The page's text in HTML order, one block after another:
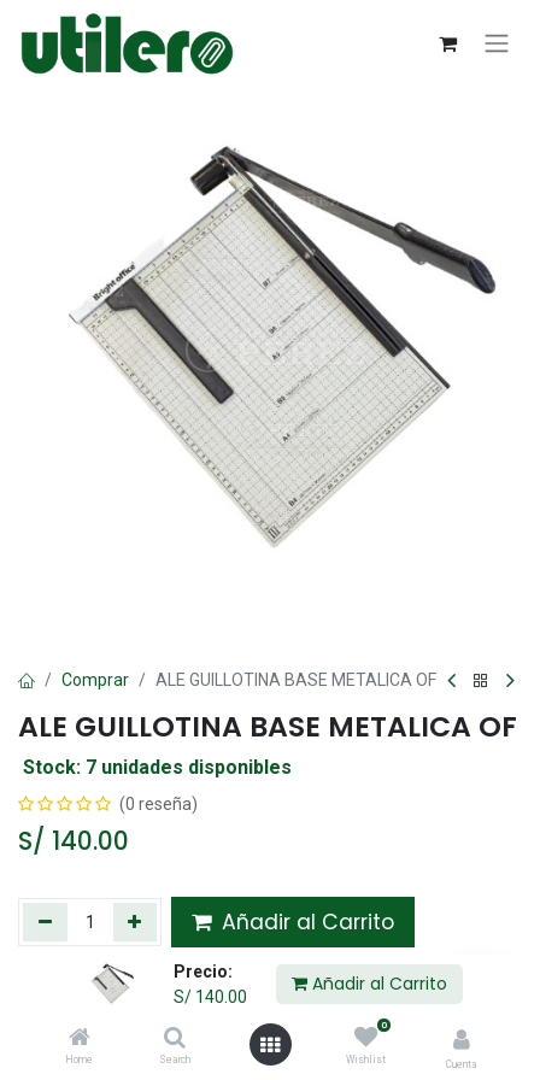
Precio:
S/ 140.00
Añadir al Carrito
Home Search
0
Wishlist Cuenta
Comprar ALE GUILLOTINA BASE METALICA OF
ALE GUILLOTINA BASE METALICA OF
Stock: 7 unidades disponibles
(0 reseña)
S/ 140.00
Añadir al Carrito
Agregar a la lista de deseos
Compartir :